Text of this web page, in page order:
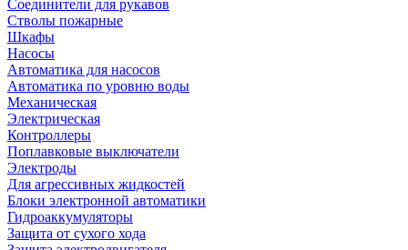
Соединители для рукавов
Стволы пожарные
Шкафы
Насосы
Автоматика для насосов
Автоматика по уровню воды
Механическая
Электрическая
Контроллеры
Поплавковые выключатели
Электроды
Для агрессивных жидкостей
Блоки электронной автоматики
Гидроаккумуляторы
Защита от сухого хода